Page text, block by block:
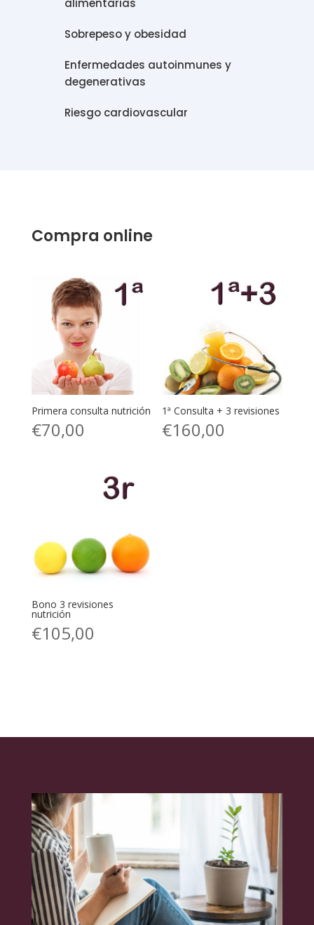
alimentarias
Sobrepeso y obesidad
Enfermedades autoinmunes y
degenerativas
Riesgo cardiovascular
Compra online
Primera consulta nutrición
€70,00
1ª Consulta + 3 revisiones
€160,00
Bono 3 revisiones
nutrición
€105,00